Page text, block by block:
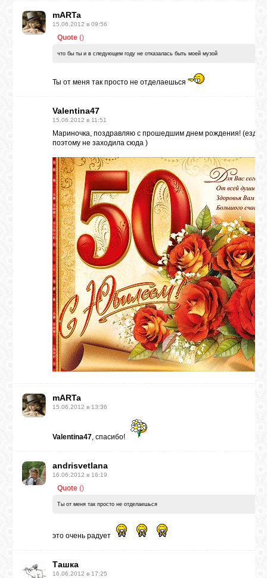
mARTa
15.06.2012 в 09:56
Quote ()
что бы ты и в следующем году не отказалась быть моей музой
Ты от меня так просто не отделаешься
Valentina47
15.06.2012 в 11:51
Мариночка, поздравляю с прошедшим днем рождения!
поэтому не заходила сюда )
mARTa
15.06.2012 в 13:36
Valentina47, спасибо!
andrisvetlana
16.06.2012 в 16:19
Quote ()
Ты от меня так просто не отделаешься
это очень радует
Ташка
16.06.2012 в 17:25